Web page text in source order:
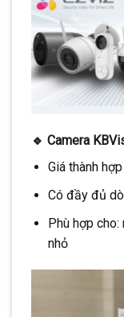
🔹 Camera
Giá thành
Có đầy đủ
Phù hợp cho:
nhỏ